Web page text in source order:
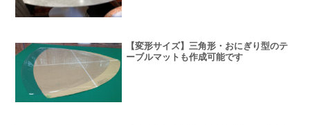
【変形サイズ】三角形・おにぎり型のテ
ーブルマットも作成可能です